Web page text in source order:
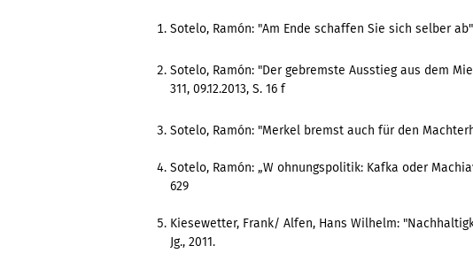
Sotelo, Ramón: "Am Ende schaffen Sie sich selber
Sotelo, Ramón: "Der gebremste Ausstieg aus dem
311, 09.12.2013, S. 16 f
Sotelo, Ramón: "Merkel bremst auch für den
Sotelo, Ramón: „W ohnungspolitik: Kafka oder
629
Kiesewetter, Frank/ Alfen, Hans Wilhelm:
Jg., 2011.